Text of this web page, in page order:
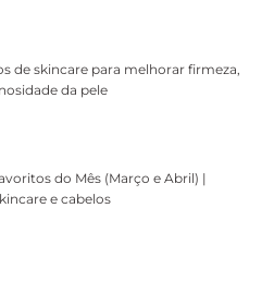
de skincare para melhorar firmeza,
da pele
do Mês (Março e Abril) |
e cabelos